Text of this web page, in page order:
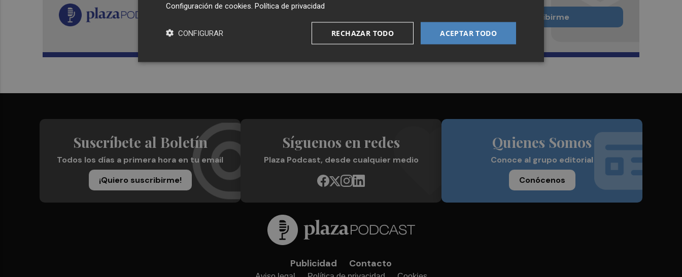
Recibe toda la actualidad de
Plaza Podcast en tu correo
Quiero suscribirme
Suscríbete al Boletín
Todos los días a primera hora en tu email
¡Quiero suscribirme!
Síguenos en redes
Plaza Podcast, desde cualquier medio
Quienes Somos
Conoce al grupo editorial
Conócenos
Publicidad Contacto
Configuración de cookies Política de privacidad
ACEPTAR TODO
RECHAZAR TODO
CONFIGURAR